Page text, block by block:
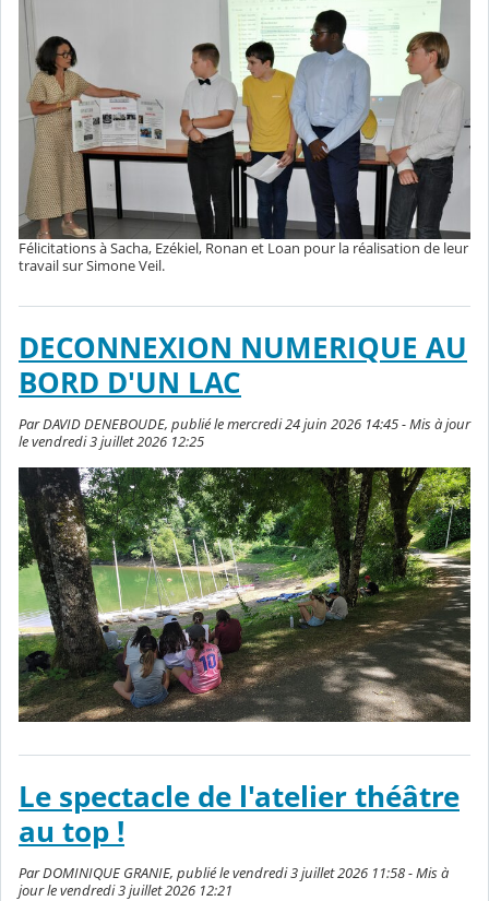
Félicitations à Sacha, Ezékiel, Ronan et Loan pour la réalisation de leur
travail sur Simone Veil.
DECONNEXION NUMERIQUE AU
BORD D'UN LAC
Par DAVID DENEBOUDE, publié le mercredi 24 juin 2026 14:45 - Mis à jour
le vendredi 3 juillet 2026 12:25
Le spectacle de l'atelier théâtre
au top !
Par DOMINIQUE GRANIE, publié le vendredi 3 juillet 2026 11:58 - Mis à
jour le vendredi 3 juillet 2026 12:21